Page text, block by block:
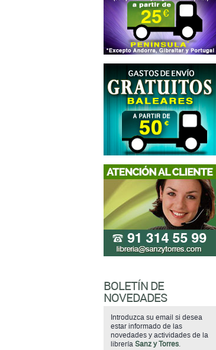
BOLETÍN DE
NOVEDADES
Introduzca su email si desea
estar informado de las
novedades y actividades de la
librería Sanz y Torres.